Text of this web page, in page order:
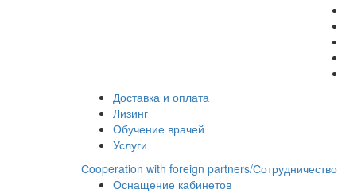
Доставка и оплата
Лизинг
Обучение врачей
Услуги
Сooperation with foreign partners/Сотрудничество
Оснащение кабинетов